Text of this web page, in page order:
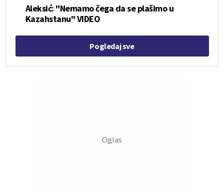
Aleksić: "Nemamo čega da se plašimo u
Kazahstanu" VIDEO
Pogledaj sve